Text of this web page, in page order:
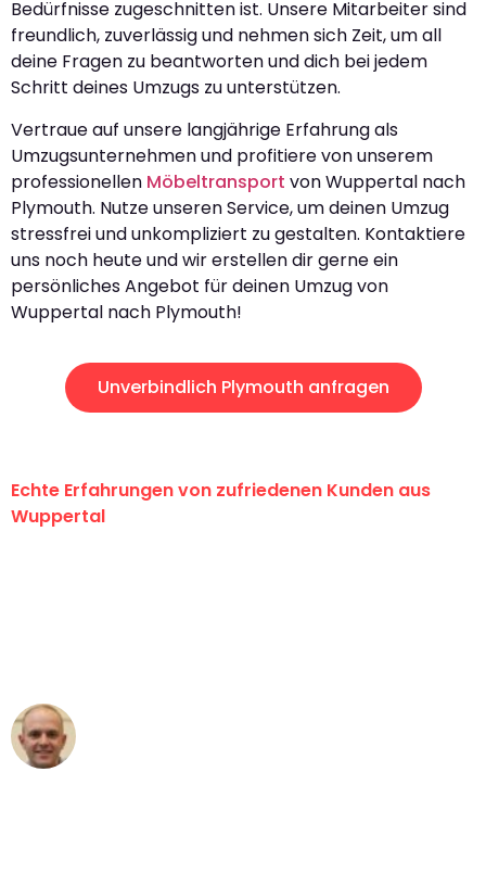
Bedürfnisse zugeschnitten ist. Unsere Mitarbeiter sind
freundlich, zuverlässig und nehmen sich Zeit, um all
deine Fragen zu beantworten und dich bei jedem
Schritt deines Umzugs zu unterstützen.
Vertraue auf unsere langjährige Erfahrung als
Umzugsunternehmen und profitiere von unserem
professionellen Möbeltransport von Wuppertal nach
Plymouth. Nutze unseren Service, um deinen Umzug
stressfrei und unkompliziert zu gestalten. Kontaktiere
uns noch heute und wir erstellen dir gerne ein
persönliches Angebot für deinen Umzug von
Wuppertal nach Plymouth!
Unverbindlich Plymouth anfragen
Echte Erfahrungen von zufriedenen Kunden aus
Wuppertal